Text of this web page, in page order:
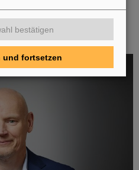
Mitglied der Royal
Sciences ernannt
bestätigen
und fortsetzen